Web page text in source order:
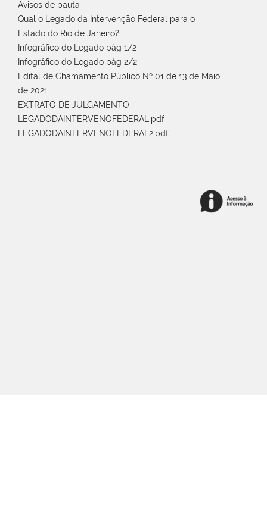
Avisos de pauta
Qual o Legado da Intervenção Federal para o
Estado do Rio de Janeiro?
Infográfico do Legado pág 1/2
Infográfico do Legado pág 2/2
Edital de Chamamento Público Nº 01 de 13 de Maio
de 2021.
EXTRATO DE JULGAMENTO
LEGADODAINTERVENOFEDERAL.pdf
LEGADODAINTERVENOFEDERAL2.pdf